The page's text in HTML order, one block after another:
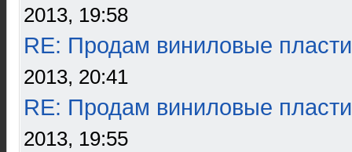
2013, 19:58
RE: Продам виниловые
2013, 20:41
RE: Продам виниловые
2013, 19:55